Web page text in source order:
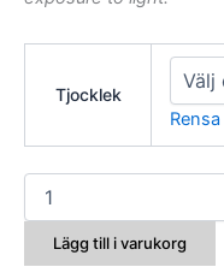
Tjocklek
Rensa
Colmic
Fast
Lägg till i varukorg